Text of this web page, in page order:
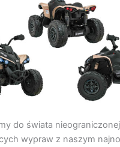
do świata
wypraw z naszym